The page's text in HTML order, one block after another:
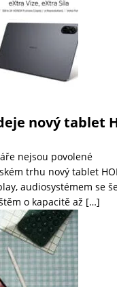
nový tablet
nejsou povolené
trhu nový tablet
audiosystémem se
o kapacitě až […]